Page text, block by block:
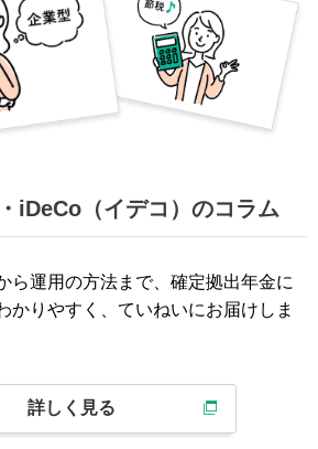
iDeCo（イデコ）のコラム
ら運用の方法まで、確定拠出年金に
かりやすく、ていねいにお届けしま
詳しく見る